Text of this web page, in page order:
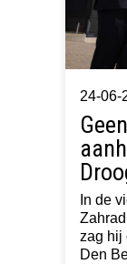
24-06-
In de
zag hij
Den